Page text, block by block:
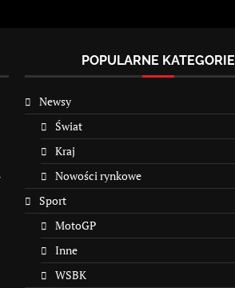
POPULARNE KATEGORIE
Newsy
Świat
Kraj
Nowości rynkowe
Sport
MotoGP
Inne
WSBK